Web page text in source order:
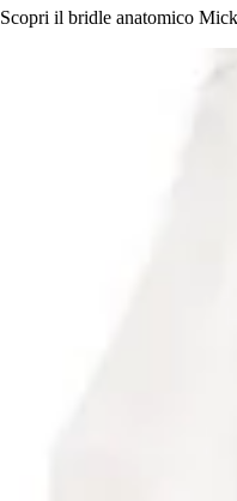
Scopri il bridle anatomico